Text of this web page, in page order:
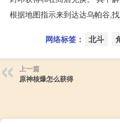
根据地图指示来到达达乌帕谷,找
网络标签： 北斗
上一篇
原神核爆怎么获得